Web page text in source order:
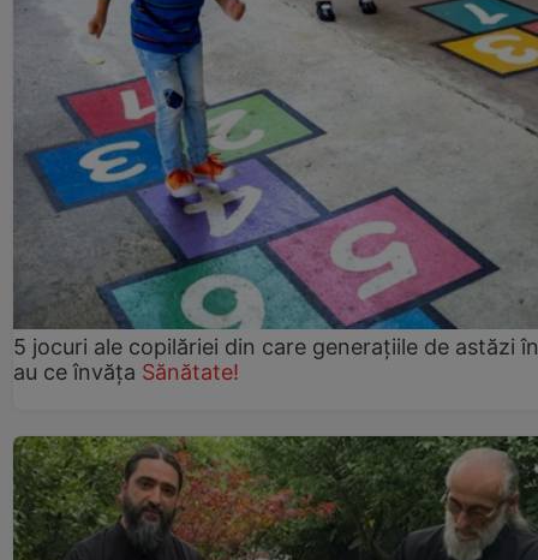
5 jocuri ale copilăriei din care generațiile de astăzi
au ce învăța Sănătate!